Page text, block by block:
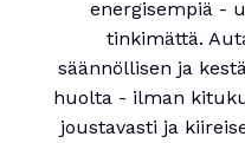
energisempiä -
tinkimättä.
säännöllisen ja
huolta - ilman
joustavasti ja